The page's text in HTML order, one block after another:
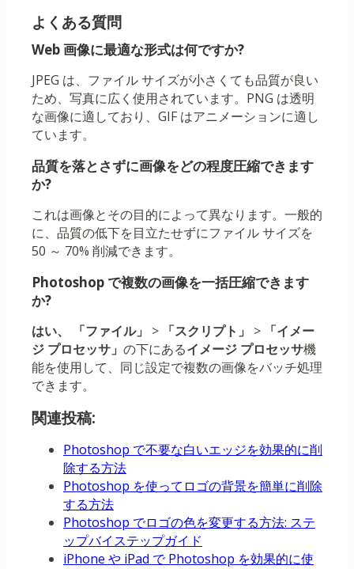
よくある質問
Web 画像に最適な形式は何ですか?
JPEG は、ファイル サイズが小さくても品質が良い
ため、写真に広く使用されています。PNG は透明
な画像に適しており、GIF はアニメーションに適し
ています。
品質を落とさずに画像をどの程度圧縮できます
か?
これは画像とその目的によって異なります。一般的
に、品質の低下を目立たせずにファイル サイズを
50 ～ 70% 削減できます。
Photoshop で複数の画像を一括圧縮できます
か?
はい、 「ファイル」 > 「スクリプト」 > 「イメー
ジ プロセッサ」 の下にあるイメージ プロセッサ機
能を使用して、同じ設定で複数の画像をバッチ処理
できます。
関連投稿:
Photoshop で不要な白いエッジを効果的に削
除する方法
Photoshop を使ってロゴの背景を簡単に削除
する方法
Photoshop でロゴの色を変更する方法: ステ
ップバイステップガイド
iPhone や iPad で Photoshop を効果的に使